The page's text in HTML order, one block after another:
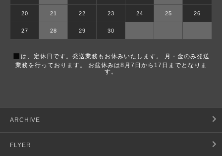
20 21 22 23 24 25 26
27 28 29 30
■ は、定休日です。発送業務もお休みいたします。 月・金のみ発送
業務を行っております。 お盆休みは8月7日から17日までとなりま
す。
ARCHIVE
FLYER